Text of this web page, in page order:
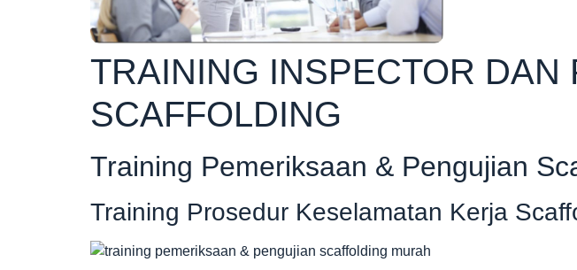
TRAINING INSPECTOR DAN
SCAFFOLDING
Training Pemeriksaan & Pengujian
Training Prosedur Keselamatan Kerja